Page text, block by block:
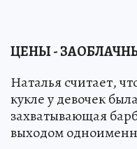
ЦЕНЫ -
Наталья считает,
кукле у девочек
захватывающая
выходом